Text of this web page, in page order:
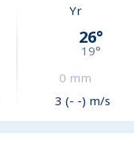
Yr
26°
19°
0 mm
3 (- -) m/s